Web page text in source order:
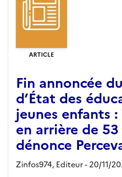
ARTICLE
Fin annoncée
d’État des
jeunes enfants
en arrière de
dénonce
Zinfos974, Editeur- 20/11/